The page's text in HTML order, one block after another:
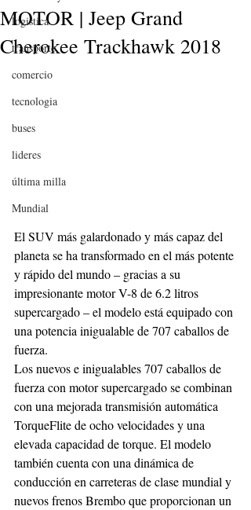
logistica
transporte
comercio
tecnologia
buses
lideres
última milla
Mundial
MOTOR | Jeep Grand
Cherokee Trackhawk 2018
El SUV más galardonado y más capaz del
planeta se ha transformado en el más potente
y rápido del mundo – gracias a su
impresionante motor V-8 de 6.2 litros
supercargado – el modelo está equipado con
una potencia inigualable de 707 caballos de
fuerza.
Los nuevos e inigualables 707 caballos de
fuerza con motor supercargado se combinan
con una mejorada transmisión automática
TorqueFlite de ocho velocidades y una
elevada capacidad de torque. El modelo
también cuenta con una dinámica de
conducción en carreteras de clase mundial y
nuevos frenos Brembo que proporcionan un